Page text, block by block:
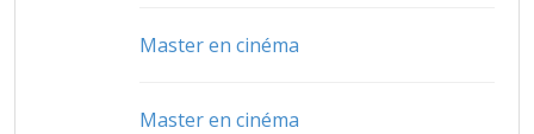
Master en cinéma
Master en cinéma